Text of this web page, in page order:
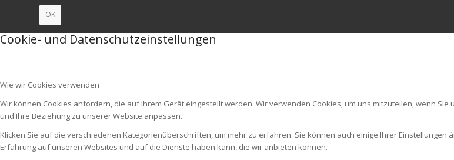
OK
Cookie- und Datenschutzeinstellungen
Wie wir Cookies verwenden
Wir können Cookies anfordern, die auf Ihrem Gerät eingestellt werden. Wir verwenden Cookies, um uns mitzuteilen, wenn
und Ihre Beziehung zu unserer Website anpassen.
Klicken Sie auf die verschiedenen Kategorienüberschriften, um mehr zu erfahren. Sie können auch einige Ihrer
Erfahrung auf unseren Websites und auf die Dienste haben kann, die wir anbieten können.